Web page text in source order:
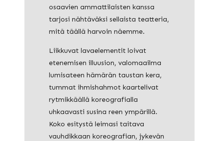
osaavien ammattilaisten kanssa
tarjosi nähtäväksi sellaista teatteria,
mitä täällä harvoin näemme.
Liikkuvat lavaelementit loivat
etenemisen illuusion, valomaailma
lumisateen hämärän taustan kera,
tummat ihmishahmot kaartelivat
rytmikkäällä koreografialla
uhkaavasti susina reen ympärillä.
Koko esitystä leimasi taitava
vauhdikkaan koreografian, jykevän